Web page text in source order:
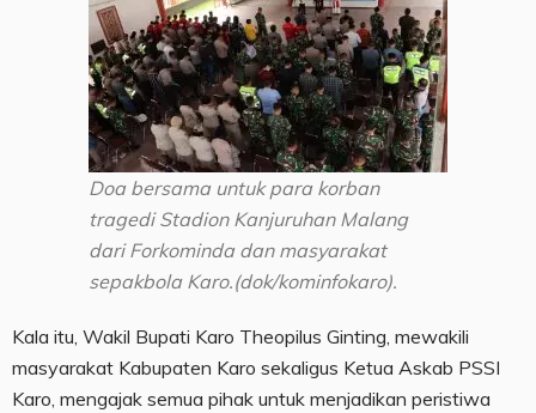
Doa bersama untuk para korban
tragedi Stadion Kanjuruhan Malang
dari Forkominda dan masyarakat
sepakbola Karo.(dok/kominfokaro).
Kala itu, Wakil Bupati Karo Theopilus Ginting, mewakili
masyarakat Kabupaten Karo sekaligus Ketua Askab PSSI
Karo, mengajak semua pihak untuk menjadikan peristiwa